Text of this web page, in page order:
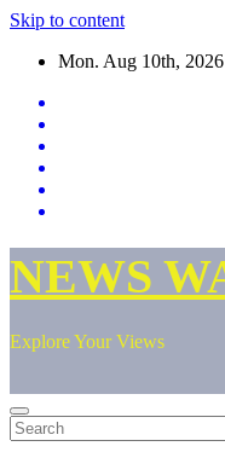
Skip to content
Mon. Aug 10th, 2026
NEWS
Explore Your Views